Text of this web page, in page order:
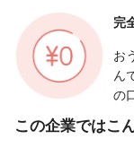
完
お
ん
の
この企業ではこ